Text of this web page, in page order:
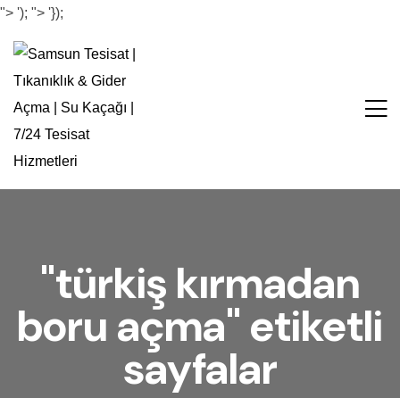
"> '); "> '});
"türkiş kırmadan
boru açma" etiketli
sayfalar